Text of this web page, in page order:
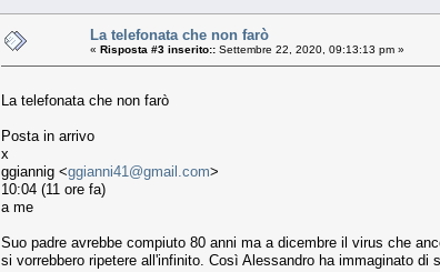
La telefonata che non farò
« Risposta #3 inserito:: Settembre 22, 2020, 09:13:13 pm »
La telefonata che non farò
Posta in arrivo
x
ggiannig <ggianni41@gmail.com>
10:04 (11 ore fa)
a me
Suo padre avrebbe compiuto 80 anni ma a dicembre il virus che
si vorrebbero ripetere all'infinito. Così Alessandro ha immaginato di